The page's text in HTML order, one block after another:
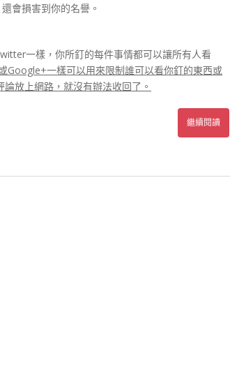
會損害到你的名譽。
一樣，你所釘的每件事情都可以讓所有人看
Google+一樣可以用來限制誰可以看你釘的東西或
放上網路，就沒有辦法收回了。
繼續閱讀